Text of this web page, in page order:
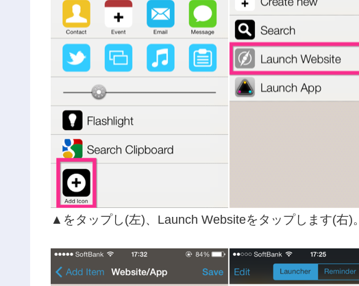
▲をタップし(左)、Launch Websiteをタップします(右)。